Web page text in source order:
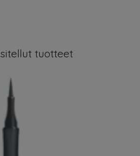
tuotteet